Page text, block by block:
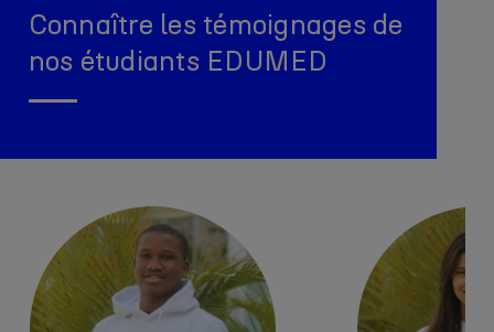
Connaître les témoignages de
nos étudiants EDUMED